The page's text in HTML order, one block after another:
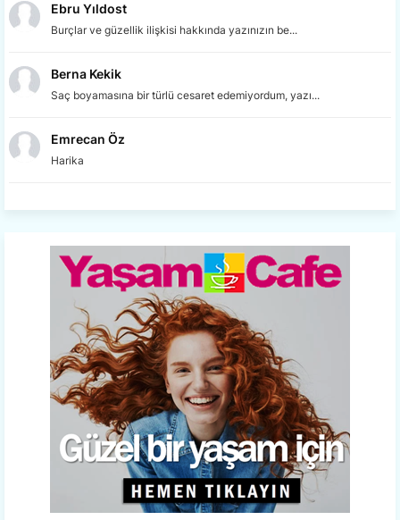
Ebru Yıldost
Burçlar ve güzellik ilişkisi hakkında yazınızın be...
Berna Kekik
Saç boyamasına bir türlü cesaret edemiyordum, yazı...
Emrecan Öz
Harika